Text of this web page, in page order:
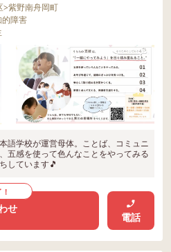
>紫野南舟岡町
的障害
語学校が運営母体。ことば、コミュニ
五感を使って色んなことをやってみる
しています🎵
せ
電話